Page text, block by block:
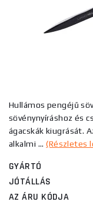
Hullámos pengéjű
sövénynyíráshoz és
ágacskák kiugrását.
alkalmi ...(Részletes
GYÁRTÓ
JÓTÁLLÁS
AZ ÁRU KÓDJA